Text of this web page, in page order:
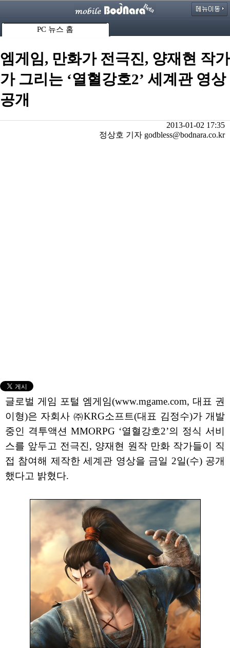
PC 뉴스 홈
엠게임, 만화가 전극진, 양재현 작가
가 그리는 ‘열혈강호2’ 세계관 영상
공개
2013-01-02 17:35
정상호 기자 godbless@bodnara.co.kr
글로벌 게임 포털 엠게임(www.mgame.com, 대표 권
이형)은 자회사 ㈜KRG소프트(대표 김정수)가 개발
중인 격투액션 MMORPG ‘열혈강호2’의 정식 서비
스를 앞두고 전극진, 양재현 원작 만화 작가들이 직
접 참여해 제작한 세계관 영상을 금일 2일(수) 공개
했다고 밝혔다.